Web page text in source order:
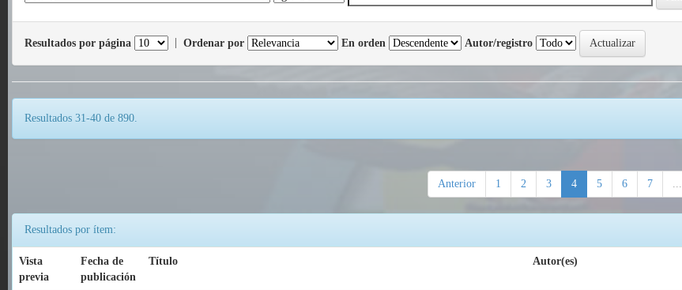
Resultados por página Ordenar por En orden Autor/registro
Resultados 31-40 de 890.
Anterior 1 2 3 4 5 6 7 ...
Resultados por ítem:
Vista
previa
Fecha de
publicación
Título Autor(es)